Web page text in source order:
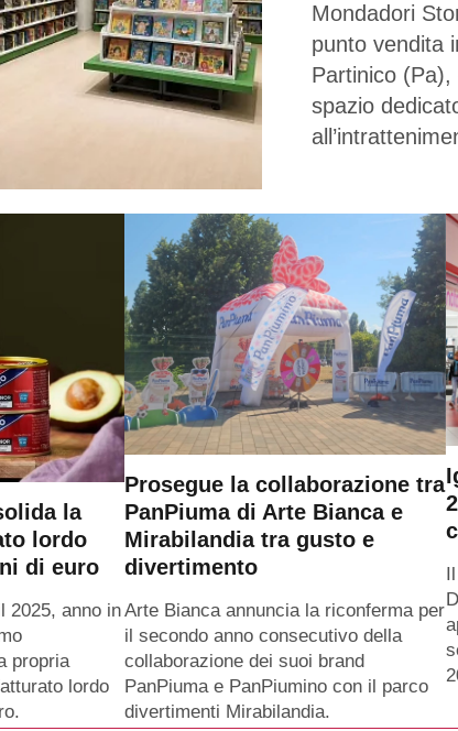
Mondadori
punto vendita
Partinico
spazio
la
lordo
di euro
2025, anno in
propria
lordo
Prosegue la collaborazione tra
PanPiuma di Arte Bianca e
Mirabilandia tra gusto e
divertimento
Arte Bianca annuncia la riconferma per
il secondo anno consecutivo della
collaborazione dei suoi brand
PanPiuma e PanPiumino con il parco
divertimenti Mirabilandia.